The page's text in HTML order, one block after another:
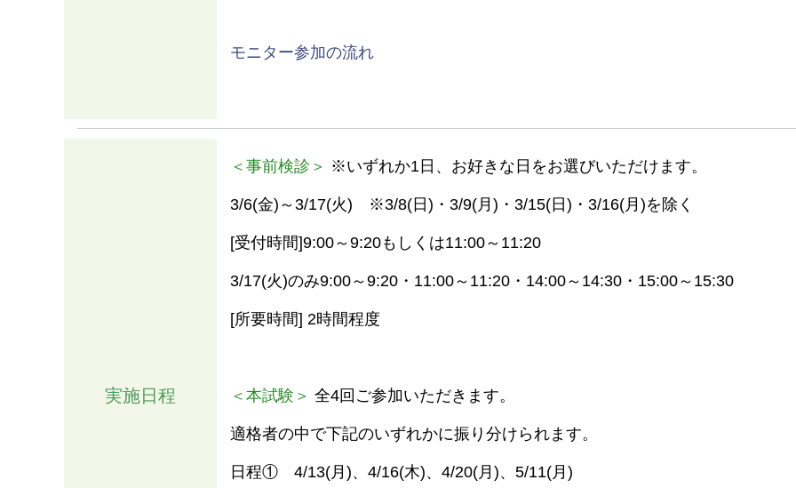
モニター参加の流れ
実施日程
＜事前検診＞ ※いずれか1日、お好きな日をお選びいただけます。
3/6(金)～3/17(火) ※3/8(日)・3/9(月)・3/15(日)・3/16(月)を除く
[受付時間]9:00～9:20もしくは11:00～11:20
3/17(火)のみ9:00～9:20・11:00～11:20・14:00～14:30・15:00～15:30
[所要時間] 2時間程度
＜本試験＞ 全4回ご参加いただきます。
適格者の中で下記のいずれかに振り分けられます。
日程① 4/13(月)、4/16(木)、4/20(月)、5/11(月)